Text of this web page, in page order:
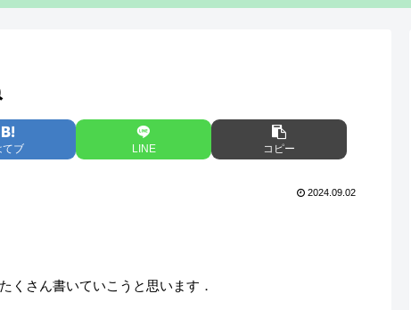
てブ LINE コピー
2024.09.02
くさん書いていこうと思います．